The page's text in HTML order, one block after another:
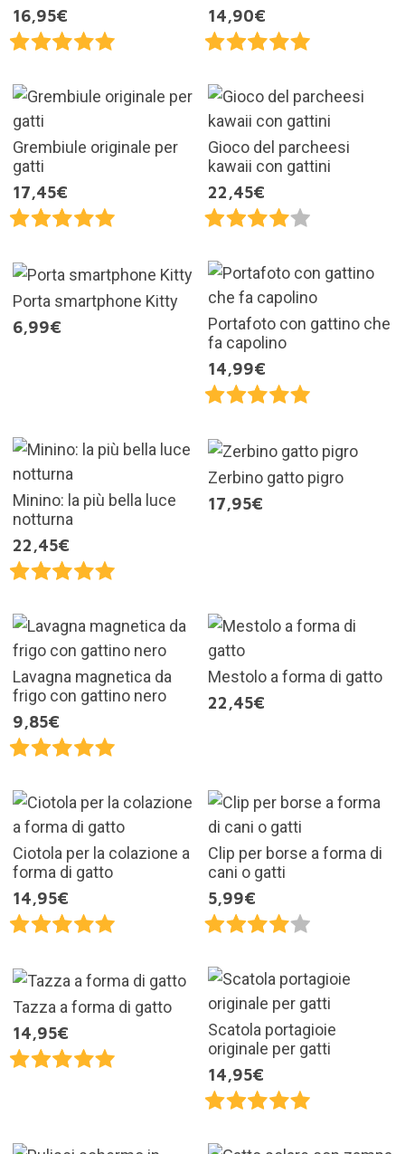
16,95€
14,90€
Grembiule originale per
gatti
17,45€
Gioco del parcheesi
kawaii con gattini
22,45€
Porta smartphone Kitty
6,99€
Portafoto con gattino che
fa capolino
14,99€
Minino: la più bella luce
notturna
22,45€
Zerbino gatto pigro
17,95€
Lavagna magnetica da
frigo con gattino nero
9,85€
Mestolo a forma di gatto
22,45€
Ciotola per la colazione a
forma di gatto
14,95€
Clip per borse a forma di
cani o gatti
5,99€
Tazza a forma di gatto
14,95€
Scatola portagioie
originale per gatti
14,95€